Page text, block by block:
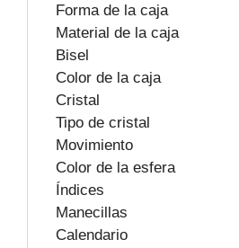
Forma de la caja
Material de la caja
Bisel
Color de la caja
Cristal
Tipo de cristal
Movimiento
Color de la esfera
Índices
Manecillas
Calendario